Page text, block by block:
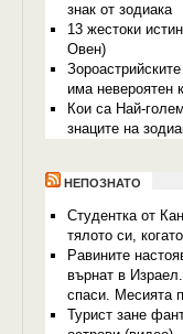
знак от зодиака
13 жестоки
Овен)
има невероятен
Кои са Най-
знаците на
НЕПОЗНАТО
Студентка от
тялото си,
Равините
върнат в
спаси. Месията
Турист зане